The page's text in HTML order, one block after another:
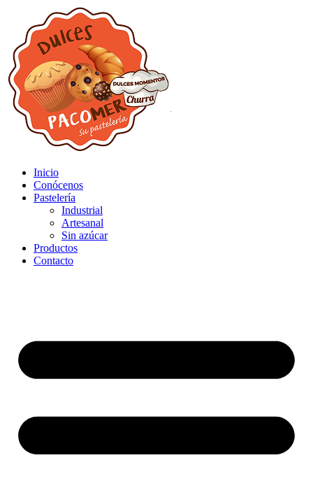
Inicio
Conócenos
Pastelería
Industrial
Artesanal
Sin azúcar
Productos
Contacto